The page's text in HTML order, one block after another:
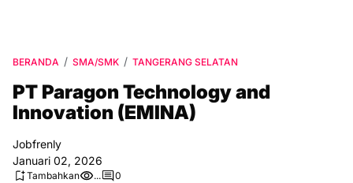
BERANDA SMA/SMK TANGERANG SELATAN
PT Paragon Technology and
Innovation (EMINA)
Jobfrenly
Januari 02, 2026
Tambahkan ... 0